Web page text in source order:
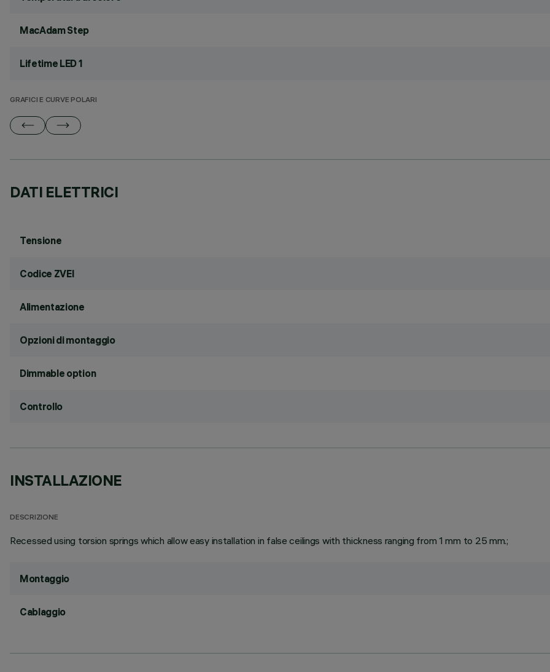
MacAdam Step
Lifetime LED 1
GRAFICI E CURVE POLARI
DATI ELETTRICI
Tensione
Codice ZVEI
Alimentazione
Opzioni di montaggio
Dimmable option
Controllo
INSTALLAZIONE
DESCRIZIONE
Recessed using torsion springs which allow easy installation in false ceilings with thickness ranging from 1 mm to 25 mm.;
Montaggio
Cablaggio